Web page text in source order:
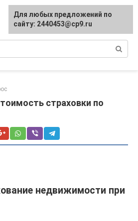
страховки по
недвижимости при
Для любых предложений по
сайту: 2440453@cp9.ru